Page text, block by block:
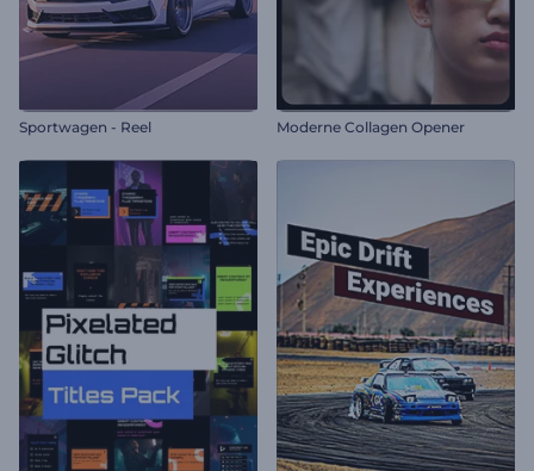
Sportwagen - Reel Moderne Collagen Opener